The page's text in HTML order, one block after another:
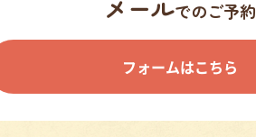
メールでのご予約
フォームはこちら